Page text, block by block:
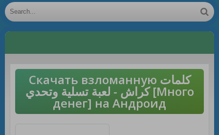
Скачать взломанную كلمات
كراش - لعبة تسلية وتحدي [Много
денег] на Андроид